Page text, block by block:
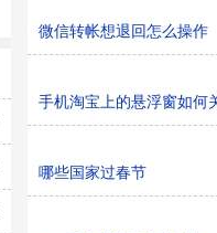
微信转帐想退回怎么操作
手机淘宝上的悬浮窗如何
哪些国家过春节